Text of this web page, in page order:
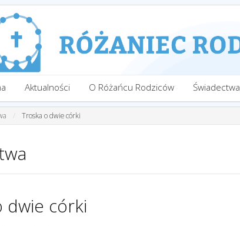
Aktualności O Różańcu Rodziców Świadectwa
Troska o dwie córki
dwie córki